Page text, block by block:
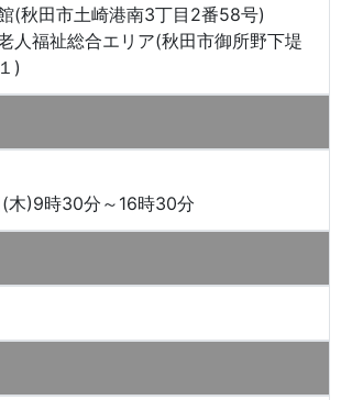
(秋田市土崎港南3丁目2番58号)
人福祉総合エリア(秋田市御所野下堤
)
木)9時30分～16時30分